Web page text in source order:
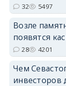
32 5497
Возле
появятся
28 4201
Чем
инвесторов